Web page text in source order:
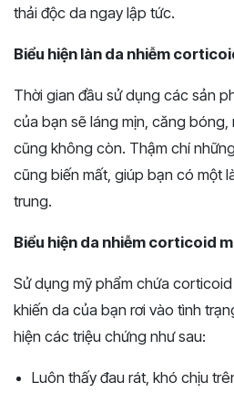
thải độc da ngay lập tức.
Biểu hiện làn da nhiễm
Thời gian đầu sử dụng các sản
của bạn sẽ láng mịn, căng bóng,
cũng không còn. Thậm chí
cũng biến mất, giúp bạn có một
trung.
Biểu hiện da nhiễm corticoid
Sử dụng mỹ phẩm chứa
khiến da của bạn rơi vào tình
hiện các triệu chứng như sau:
Luôn thấy đau rát, khó chịu